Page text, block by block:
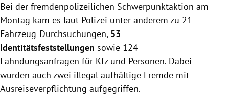
Bei der fremdenpolizeilichen Schwerpunktaktion am
Montag kam es laut Polizei unter anderem zu 21
Fahrzeug-Durchsuchungen, 53
Identitätsfeststellungen sowie 124
Fahndungsanfragen für Kfz und Personen. Dabei
wurden auch zwei illegal aufhältige Fremde mit
Ausreiseverpflichtung aufgegriffen.